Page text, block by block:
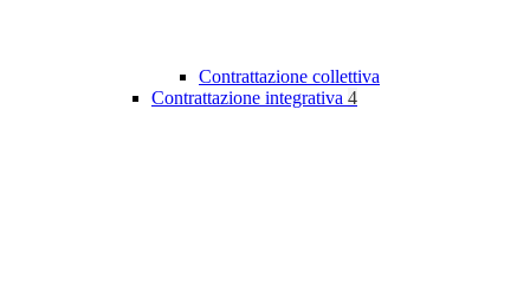
Contrattazione collettiva
Contrattazione integrativa 4